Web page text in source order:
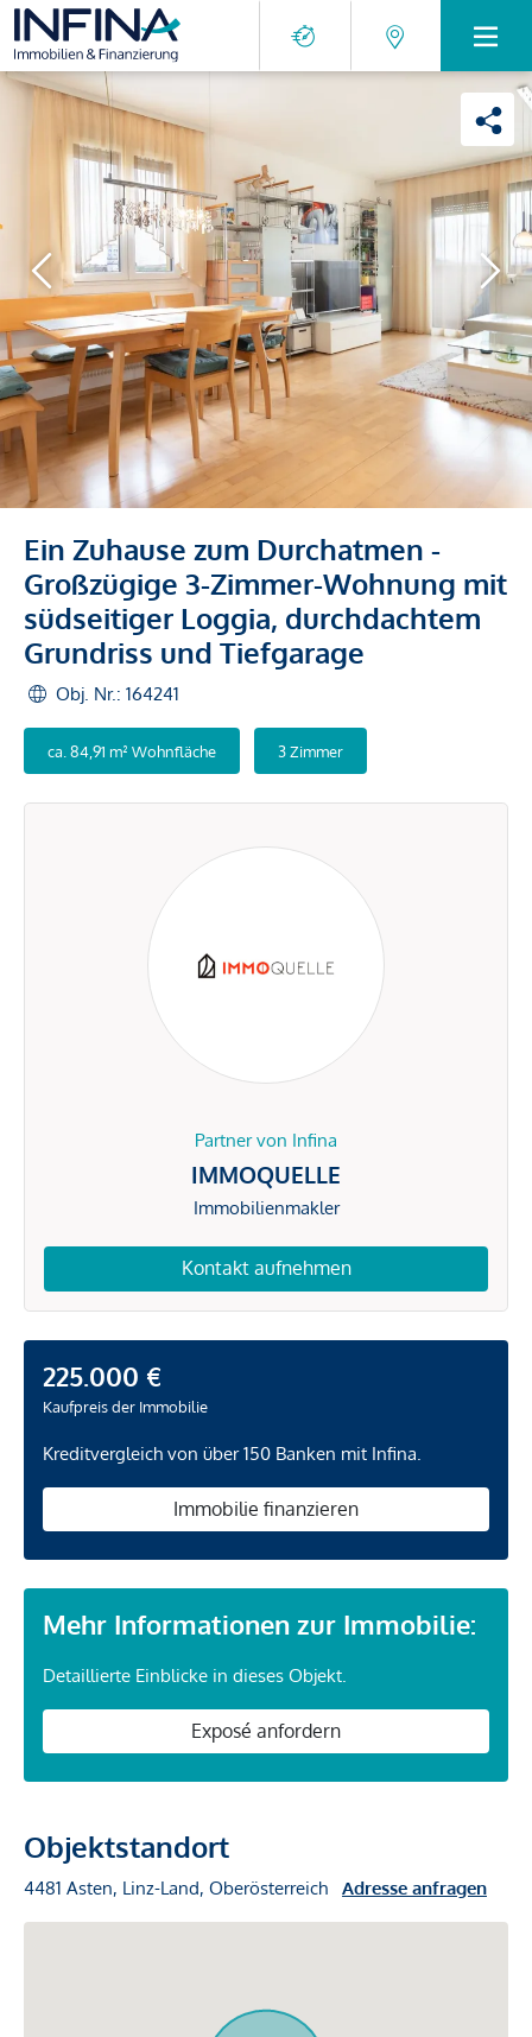
Ein Zuhause zum Durchatmen -
Großzügige 3-Zimmer-Wohnung mit
südseitiger Loggia, durchdachtem
Grundriss und Tiefgarage
Obj. Nr.: 164241
ca. 84,91 m² Wohnfläche 3 Zimmer
Partner von Infina
IMMOQUELLE
Immobilienmakler
Kontakt aufnehmen
225.000 €
Kaufpreis der Immobilie
Kreditvergleich von über 150 Banken mit Infina.
Immobilie finanzieren
Mehr Informationen zur Immobilie:
Detaillierte Einblicke in dieses Objekt.
Exposé anfordern
Objektstandort
4481 Asten, Linz-Land, Oberösterreich Adresse anfragen